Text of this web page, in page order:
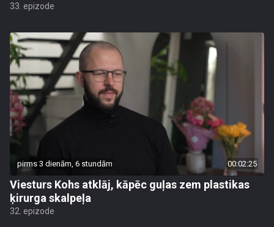
33. epizode
pirms 3 dienām, 6 stundām 00:02:25
Viesturs Kohs atklāj, kāpēc guļas zem plastikas
ķirurga skalpeļa
32. epizode